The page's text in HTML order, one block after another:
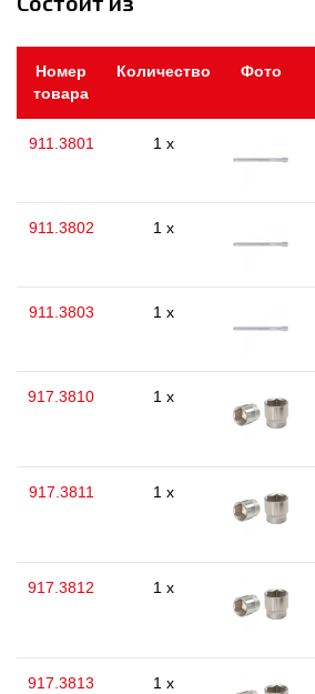
Номер
товара
Количество Фото
911.3801 1 x
911.3802 1 x
911.3803 1 x
917.3810 1 x
917.3811 1 x
917.3812 1 x
917.3813 1 x